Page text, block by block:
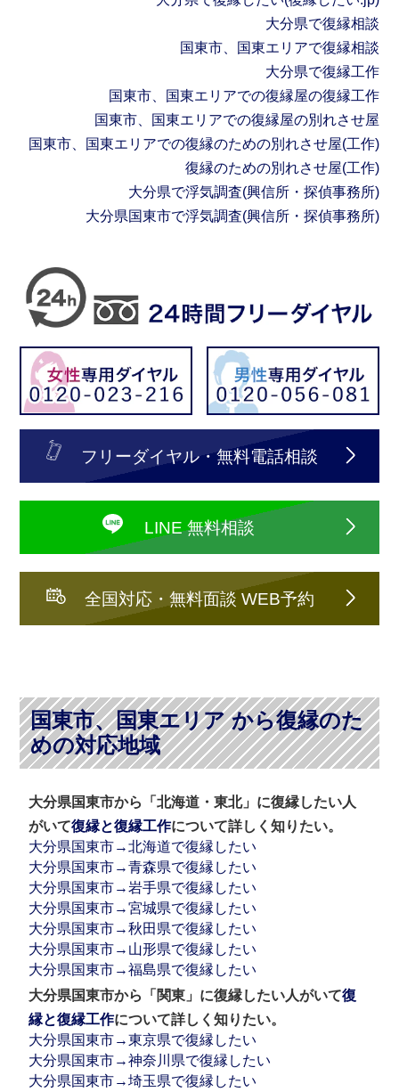
大分県で復縁相談
国東市、国東エリアで復縁相談
大分県で復縁工作
国東市、国東エリアでの復縁屋の復縁工作
国東市、国東エリアでの復縁屋の別れさせ屋
国東市、国東エリアでの復縁のための別れさせ屋(工作)
復縁のための別れさせ屋(工作)
大分県で浮気調査(興信所・探偵事務所)
大分県国東市で浮気調査(興信所・探偵事務所)
フリーダイヤル・無料電話相談
LINE 無料相談
全国対応・無料面談 WEB予約
国東市、国東エリア から復縁のた
めの対応地域
大分県国東市から「北海道・東北」に復縁したい人
がいて復縁と復縁工作について詳しく知りたい。
大分県国東市→北海道で復縁したい
大分県国東市→青森県で復縁したい
大分県国東市→岩手県で復縁したい
大分県国東市→宮城県で復縁したい
大分県国東市→秋田県で復縁したい
大分県国東市→山形県で復縁したい
大分県国東市→福島県で復縁したい
大分県国東市から「関東」に復縁したい人がいて復
縁と復縁工作について詳しく知りたい。
大分県国東市→東京県で復縁したい
大分県国東市→神奈川県で復縁したい
大分県国東市→埼玉県で復縁したい